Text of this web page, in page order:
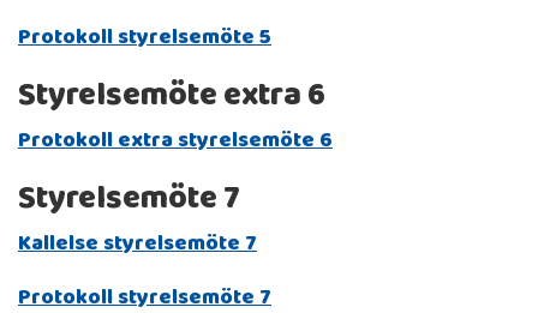
Protokoll styrelsemöte 5
Styrelsemöte extra 6
Protokoll extra styrelsemöte 6
Styrelsemöte 7
Kallelse styrelsemöte 7
Protokoll styrelsemöte 7